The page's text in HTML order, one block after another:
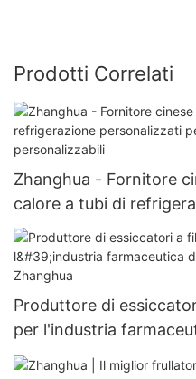
Prodotti Correlati
Zhanghua - Fornitore
calore a tubi di
scambiatori di calore
Produttore di
per l'industria
tintura | Zhanghua